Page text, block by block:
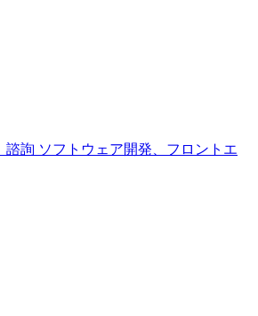
諮詢 ソフトウェア開発、フロントエ